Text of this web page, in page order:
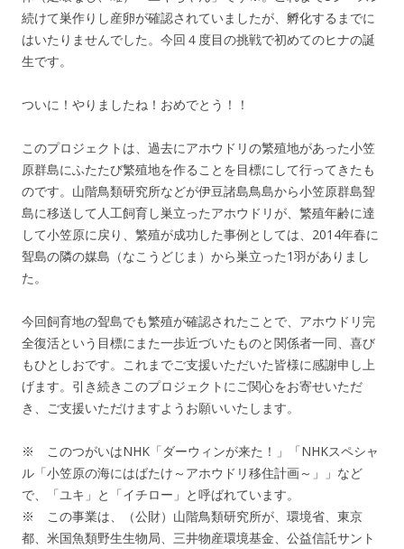
続けて巣作りし産卵が確認されていましたが、孵化するまでに
はいたりませんでした。今回４度目の挑戦で初めてのヒナの誕
生です。
ついに！やりましたね！おめでとう！！
このプロジェクトは、過去にアホウドリの繁殖地があった小笠
原群島にふたたび繁殖地を作ることを目標にして行ってきたも
のです。山階鳥類研究所などが伊豆諸島鳥島から小笠原群島聟
島に移送して人工飼育し巣立ったアホウドリが、繁殖年齢に達
して小笠原に戻り、繁殖が成功した事例としては、2014年春に
聟島の隣の媒島（なこうどじま）から巣立った1羽がありまし
た。
今回飼育地の聟島でも繁殖が確認されたことで、アホウドリ完
全復活という目標にまた一歩近づいたものと関係者一同、喜び
もひとしおです。これまでご支援いただいた皆様に感謝申し上
げます。引き続きこのプロジェクトにご関心をお寄せいただ
き、ご支援いただけますようお願いいたします。
※ このつがいはNHK「ダーウィンが来た！」「NHKスペシャ
ル「小笠原の海にはばたけ～アホウドリ移住計画～」」など
で、「ユキ」と「イチロー」と呼ばれています。
※ この事業は、（公財）山階鳥類研究所が、環境省、東京
都、米国魚類野生生物局、三井物産環境基金、公益信託サント